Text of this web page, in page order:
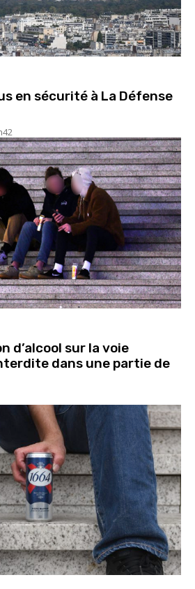
en sécurité à La Défense
d’alcool sur la voie
dans une partie de